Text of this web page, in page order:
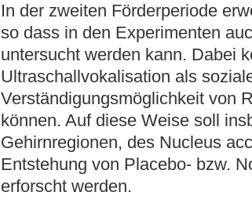
In der zweiten Förderperiode
so dass in den Experimenten
untersucht werden kann. Dabei
Ultraschallvokalisation als
Verständigungsmöglichkeit von
können. Auf diese Weise soll
Gehirnregionen, des Nucleus
Entstehung von Placebo- bzw.
erforscht werden.